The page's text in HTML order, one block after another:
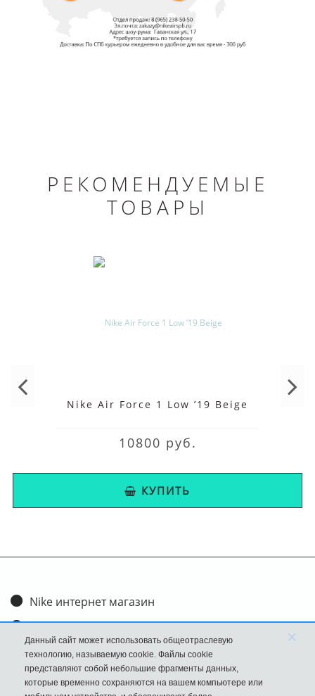
РЕКОМЕНДУЕМЫЕ
ТОВАРЫ
Nike Air Force 1 Low ’19 Beige
10800 руб.
КУПИТЬ
Nike интернет магазин
Доставка и оплата
Обмен и возврат
Размеры
Данный сайт может использовать общеотраслевую
технологию, называемую cookie. Файлы cookie
представляют собой небольшие фрагменты данных,
которые временно сохраняются на вашем компьютере или
×